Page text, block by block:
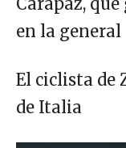
en la general
El ciclista de
de Italia